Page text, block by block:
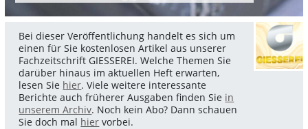
Bei dieser Veröffentlichung handelt es sich um
einen für Sie kostenlosen Artikel aus unserer
Fachzeitschrift GIESSEREI. Welche Themen Sie
darüber hinaus im aktuellen Heft erwarten,
lesen Sie hier. Viele weitere interessante
Berichte auch früherer Ausgaben finden Sie in
unserem Archiv. Noch kein Abo? Dann schauen
Sie doch mal hier vorbei.